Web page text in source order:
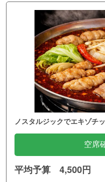
ノスタルジックでエキゾチ
空席
平均予算 4,500円